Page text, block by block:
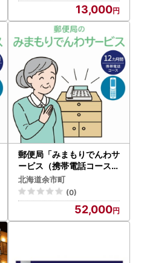
13,000
郵便局「みまもりでんわサ
ービス（携帯電話コース）
」12カ月間_Y073-0009
北海道余市町
(0)
52,000